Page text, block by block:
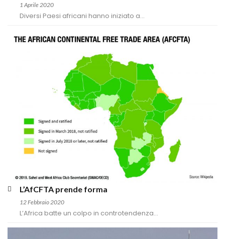
1 Aprile 2020
Diversi Paesi africani hanno iniziato a...
L’AfCFTA prende forma
12 Febbraio 2020
L’Africa batte un colpo in controtendenza...